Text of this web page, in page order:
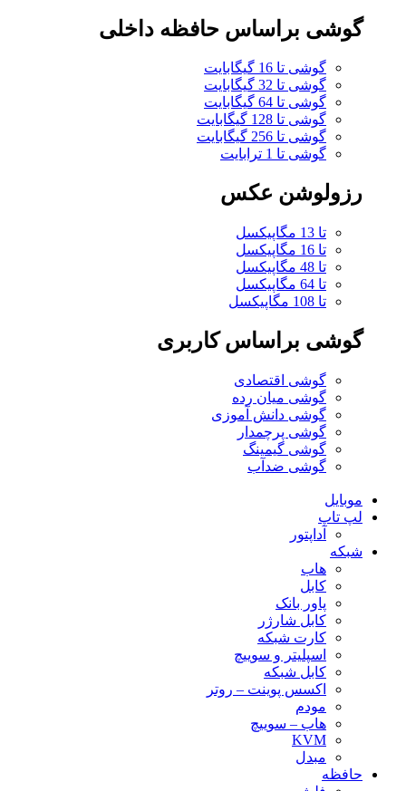
گوشی براساس حافظه داخلی
گوشی تا 16 گیگابایت
گوشی تا 32 گیگابایت
گوشی تا 64 گیگابایت
گوشی تا 128 گیگابایت
گوشی تا 256 گیگابایت
گوشی تا 1 ترابایت
رزولوشن عکس
تا 13 مگاپیکسل
تا 16 مگاپیکسل
تا 48 مگاپیکسل
تا 64 مگاپیکسل
تا 108 مگاپیکسل
گوشی براساس کاربری
گوشی اقتصادی
گوشی میان رده
گوشی دانش آموزی
گوشی پرچمدار
گوشی گیمینگ
گوشی ضدآب
موبایل
لپ تاپ
آداپتور
شبکه
هاب
کابل
پاور بانک
کابل شارژر
کارت شبکه
اسپلیتر و سوییچ
کابل شبکه
اکسس پوینت – روتر
مودم
هاب – سوییچ
KVM
مبدل
حافظه